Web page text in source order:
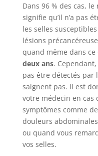
Dans 96 % des cas,
signifie qu’il n’a pas
les selles
lésions
quand même dans ce
deux ans.
pas être détectés par
saignent pas. Il est
votre médecin en cas
symptômes comme
douleurs
ou quand vous
vos selles.